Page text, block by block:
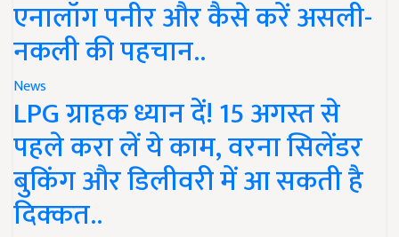
एनालॉग पनीर और कैसे करें असली-
नकली की पहचान..
News
LPG ग्राहक ध्यान दें! 15 अगस्त से
पहले करा लें ये काम, वरना सिलेंडर
बुकिंग और डिलीवरी में आ सकती है
दिक्कत..